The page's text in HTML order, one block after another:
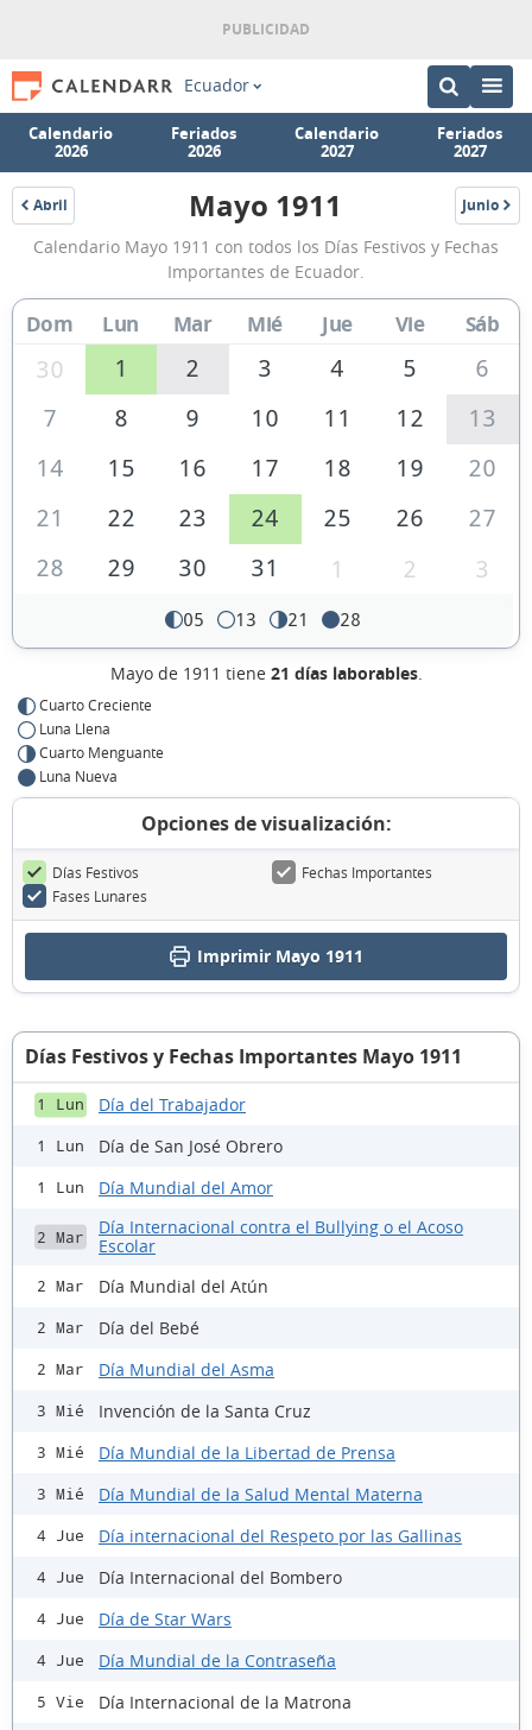
Ecuador
Calendario
2026
Feriados
2026
Calendario
2027
Feriados
2027
Abril
1911
Calendario
Mayo
1911
de
Ecuador
Mayo 1911 Junio
1911
Calendario Mayo 1911 con todos los Días Festivos y Fechas
Importantes de Ecuador.
Dom Lun Mar Mié Jue Vie Sáb
30 1 2 3 4 5
6
7
8 9 10 11 12
13
14
15 16 17 18 19
20
21
22 23 24 25 26
27
28
29 30 31 1 2 3
05 13 21 28
Mayo de 1911 tiene 21 días laborables.
Cuarto Creciente
Luna Llena
Cuarto Menguante
Luna Nueva
Opciones de visualización:
Días Festivos
Fechas Importantes
Fases Lunares
Imprimir Mayo 1911
Días Festivos y Fechas Importantes Mayo 1911
1 Lun Día del Trabajador
1 Lun Día de San José Obrero
1 Lun Día Mundial del Amor
2 Mar
Día Internacional contra el Bullying o el Acoso
Escolar
2 Mar Día Mundial del Atún
2 Mar Día del Bebé
2 Mar Día Mundial del Asma
3 Mié Invención de la Santa Cruz
3 Mié Día Mundial de la Libertad de Prensa
3 Mié Día Mundial de la Salud Mental Materna
4 Jue Día internacional del Respeto por las Gallinas
4 Jue Día Internacional del Bombero
4 Jue Día de Star Wars
4 Jue Día Mundial de la Contraseña
5 Vie Día Internacional de la Matrona